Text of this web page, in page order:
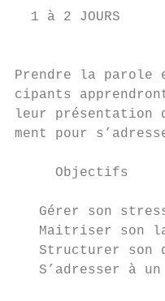
  1 à 2 JOURS
Prendre la parole
cipants
leur présentation
ment pour
     Objectifs
Gérer son
Maitriser son
Structurer son
S’adresser à un